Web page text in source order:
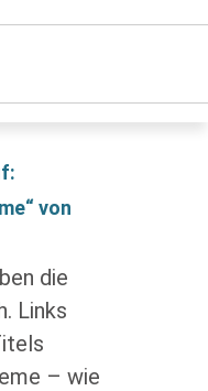
von
die
Links
– wie